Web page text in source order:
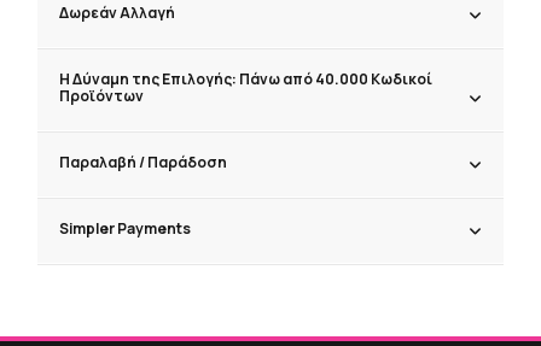
Δωρεάν Αλλαγή
Η Δύναμη της Επιλογής: Πάνω από 40.000 Κωδικοί
Προϊόντων
Παραλαβή / Παράδoση
Simpler Payments